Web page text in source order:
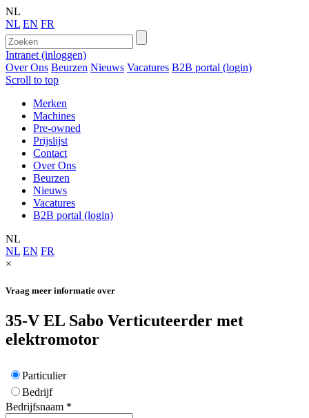
NL
NL EN FR
Intranet (inloggen)
Over Ons Beurzen Nieuws Vacatures B2B portal (login)
Scroll to top
Merken
Machines
Pre-owned
Prijslijst
Contact
Over Ons
Beurzen
Nieuws
Vacatures
B2B portal (login)
NL
NL EN FR
×
Vraag meer informatie over
35-V EL Sabo Verticuteerder met
elektromotor
Particulier
Bedrijf
Bedrijfsnaam *